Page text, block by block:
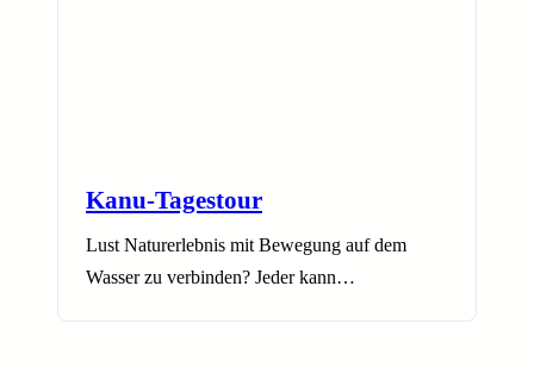
Kanu-Tagestour
Lust Naturerlebnis mit Bewegung auf dem
Wasser zu verbinden? Jeder kann…